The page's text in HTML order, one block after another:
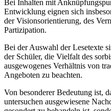
Bei Inhalten mit
Entwicklung eignen sich
der Visionsorientierung, des
Partizipation.
Bei der Auswahl der Lesetexte
der Schüler, die Vielfalt des
ausgewogenes Verhältnis von
Angeboten zu beachten.
Von besonderer Bedeutung ist,
untersuchen ausgewiesene